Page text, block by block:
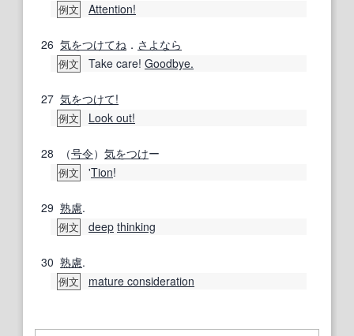
例文 Attention!
26 気をつけてね ． さよなら
例文 Take care! Goodbye.
27 気をつけて!
例文 Look out!
28 （号令） 気をつけー
例文 'Tion!
29 熟慮.
例文 deep thinking
30 熟慮.
例文 mature consideration